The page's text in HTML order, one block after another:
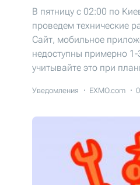
В пятницу c 02:00 по
проведем технические
Cайт, мобильное
недоступны примерно
учитывайте это при
Уведомления EXMO.com